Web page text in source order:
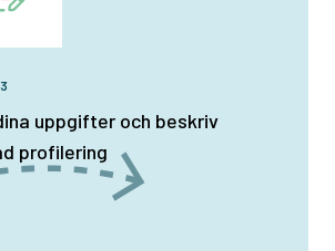
uppgifter och beskriv
profilering